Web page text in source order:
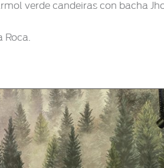
verde candeiras con bacha